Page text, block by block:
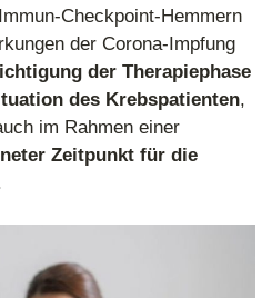
Checkpoint-Hemmern
der Corona-Impfung
der Therapiephase
des Krebspatienten,
im Rahmen einer
Zeitpunkt für die